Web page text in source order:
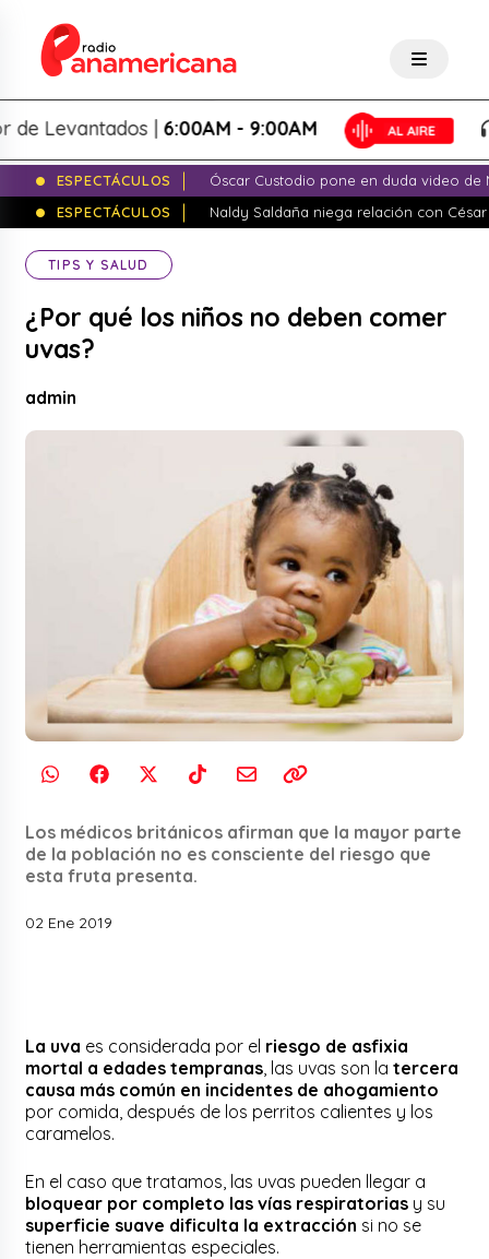
|6:00AM - 9:00AM
ESPECTÁCULOS
Óscar Custodio pone en duda video de
ESPECTÁCULOS
Naldy Saldaña niega relación con
TIPS Y SALUD
¿Por qué los niños no deben comer
uvas?
admin
Los médicos británicos afirman que la mayor parte
de la población no es consciente del riesgo que
esta fruta presenta.
02 Ene 2019
La uva es considerada por el riesgo de asfixia
mortal a edades tempranas , las uvas son latercera
causa más común en incidentes de ahogamiento
por comida, después de los perritos calientes y los
caramelos.
En el caso que tratamos, las uvas pueden llegar a
bloquear por completo las vías respiratorias y su
superficie suave dificulta la extracción si no se
tienen herramientas especiales.